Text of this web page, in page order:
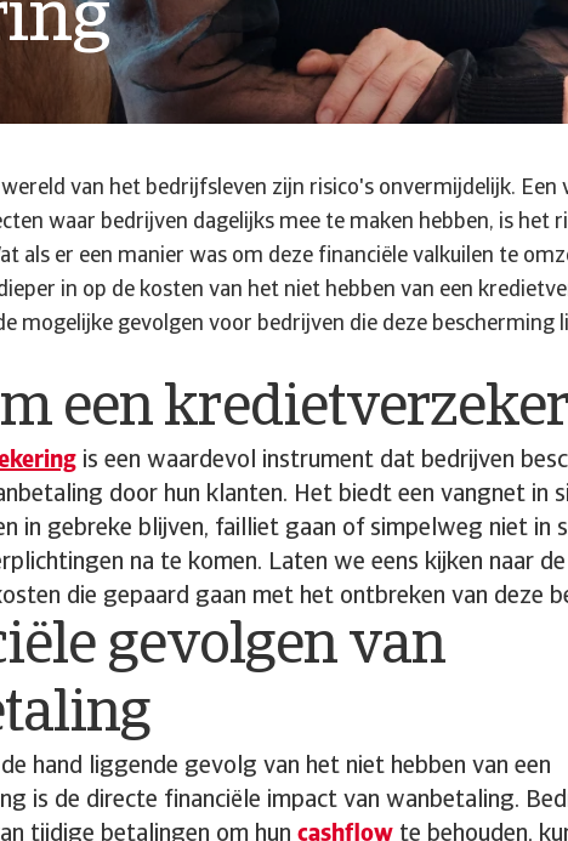
van het bedrijfsleven zijn risico's onvermijdelijk. Een
waar bedrijven dagelijks mee te maken hebben, is het
als er een manier was om deze financiële valkuilen te
in op de kosten van het niet hebben van een
mogelijke gevolgen voor bedrijven die deze bescherming
een
is een waardevol instrument dat bedrijven
door hun klanten. Het biedt een vangnet in
in gebreke blijven, failliet gaan of simpelweg niet in
na te komen. Laten we eens kijken naar
die gepaard gaan met het ontbreken van deze
gevolgen van
hand liggende gevolg van het niet hebben van een
is de directe financiële impact van wanbetaling.
tijdige betalingen om hun cashflow te behouden,